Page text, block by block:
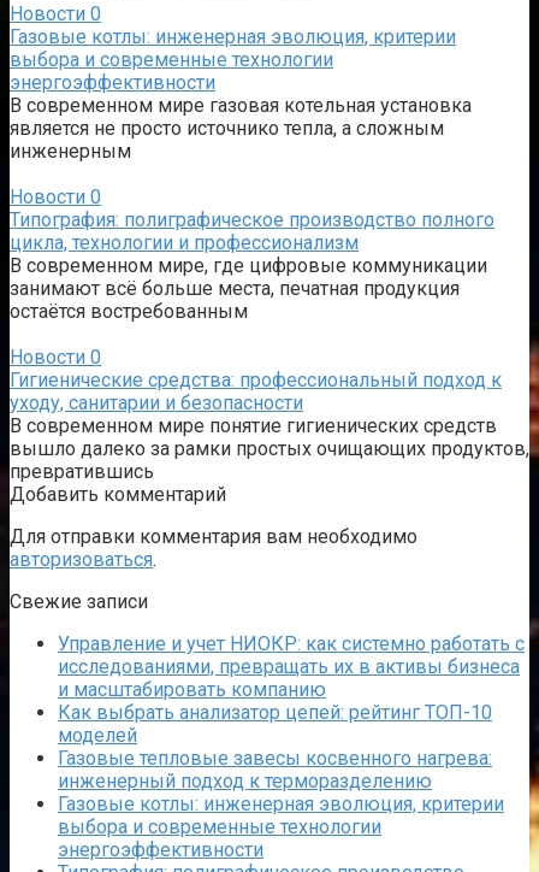
Новости 0
Газовые котлы: инженерная эволюция, критерии
выбора и современные технологии
энергоэффективности
В современном мире газовая котельная установка
является не просто источнико тепла, а сложным
инженерным
Новости 0
Типография: полиграфическое производство полного
цикла, технологии и профессионализм
В современном мире, где цифровые коммуникации
занимают всё больше места, печатная продукция
остаётся востребованным
Новости 0
Гигиенические средства: профессиональный подход к
уходу, санитарии и безопасности
В современном мире понятие гигиенических средств
вышло далеко за рамки простых очищающих продуктов,
превратившись
Добавить комментарий
Для отправки комментария вам необходимо
авторизоваться.
Свежие записи
Управление и учет НИОКР: как системно работать с
исследованиями, превращать их в активы бизнеса
и масштабировать компанию
Как выбрать анализатор цепей: рейтинг ТОП-10
моделей
Газовые тепловые завесы косвенного нагрева:
инженерный подход к терморазделению
Газовые котлы: инженерная эволюция, критерии
выбора и современные технологии
энергоэффективности